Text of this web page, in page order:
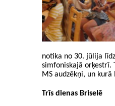
notika no 30. jūlija
simfoniskajā orķestrī.
MS audzēkņi, un
Trīs dienas Briselē